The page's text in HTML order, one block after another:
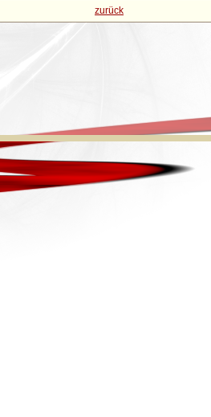
zurück